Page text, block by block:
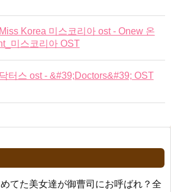
Korea 미스코리아 ost - Onew 온
미스코리아 OST
터스 ost - &#39;Doctors&#39; OST
てた美女達が御曹司にお呼ばれ？全